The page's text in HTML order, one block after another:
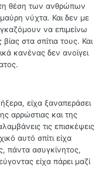
θέση των ανθρώπων
νύχτα. Και δεν με
να επιμείνω
στα σπίτια τους. Και
κανένας δεν ανοίγει
είχα ξαναπεράσει
αρρώστιας και της
τις επισκέψεις
αυτό σπίτι είχα
πάντα ασυγκίνητος,
είχα πάρει μαζί